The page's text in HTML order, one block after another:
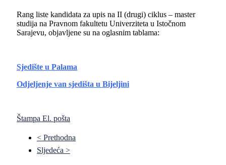
Rang liste kandidata za upis na II (drugi) ciklus – master
studija na Pravnom fakultetu Univerziteta u Istočnom
Sarajevu, objavljene su na oglasnim tablama:
Sjedište u Palama
Odjeljenje van sjedišta u Bijeljini
Štampa El. pošta
< Prethodna
Sljedeća >